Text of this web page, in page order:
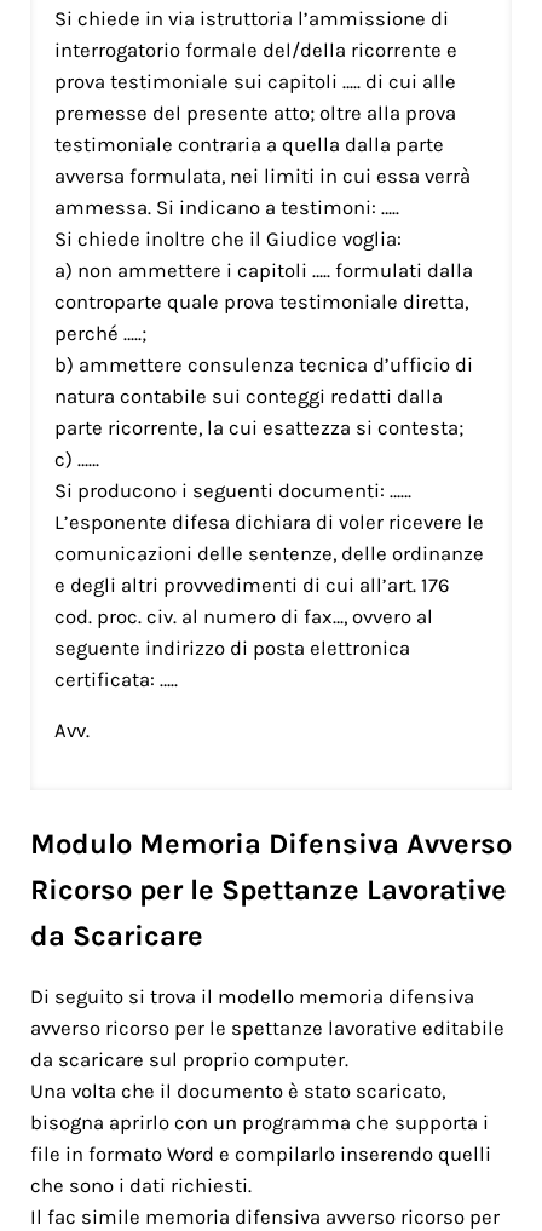
Si chiede in via istruttoria l’ammissione di
interrogatorio formale del/della ricorrente e
prova testimoniale sui capitoli ….. di cui alle
premesse del presente atto; oltre alla prova
testimoniale contraria a quella dalla parte
avversa formulata, nei limiti in cui essa verrà
ammessa. Si indicano a testimoni: …..
Si chiede inoltre che il Giudice voglia:
a) non ammettere i capitoli ….. formulati dalla
controparte quale prova testimoniale diretta,
perché …..;
b) ammettere consulenza tecnica d’ufficio di
natura contabile sui conteggi redatti dalla
parte ricorrente, la cui esattezza si contesta;
c) ……
Si producono i seguenti documenti: ……
L’esponente difesa dichiara di voler ricevere le
comunicazioni delle sentenze, delle ordinanze
e degli altri provvedimenti di cui all’art. 176
cod. proc. civ. al numero di fax…, ovvero al
seguente indirizzo di posta elettronica
certificata: …..
Avv.
Modulo Memoria Difensiva Avverso
Ricorso per le Spettanze Lavorative
da Scaricare
Di seguito si trova il modello memoria difensiva
avverso ricorso per le spettanze lavorative editabile
da scaricare sul proprio computer.
Una volta che il documento è stato scaricato,
bisogna aprirlo con un programma che supporta i
file in formato Word e compilarlo inserendo quelli
che sono i dati richiesti.
Il fac simile memoria difensiva avverso ricorso per